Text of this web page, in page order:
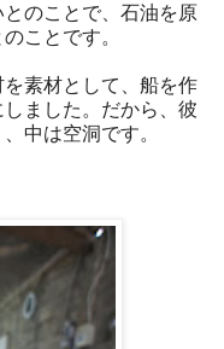
のことで、石油を原
ことです。
素材として、船を作
ました。だから、彼
中は空洞です。